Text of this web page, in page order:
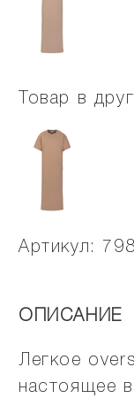
Товар в
Артикул:
ОПИСАНИЕ
Легкое
настоящее